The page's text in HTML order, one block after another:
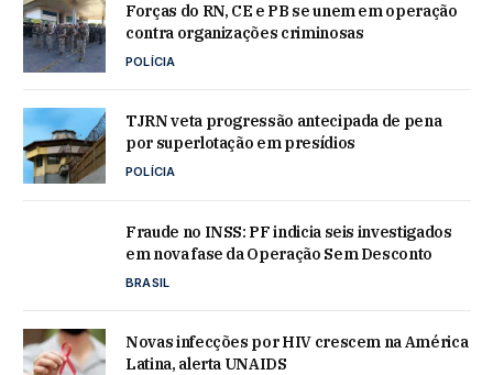
Forças do RN, CE e PB se unem em operação
contra organizações criminosas
POLÍCIA
TJRN veta progressão antecipada de pena
por superlotação em presídios
POLÍCIA
Fraude no INSS: PF indicia seis investigados
em nova fase da Operação Sem Desconto
BRASIL
Novas infecções por HIV crescem na América
Latina, alerta UNAIDS